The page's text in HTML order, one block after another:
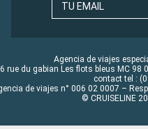
TU EMAIL
Agencia de viajes
rue du gabian Les flots bleus MC 98
contact tel :
de viajes n° 006 02 0007 –
© CRUISELINE